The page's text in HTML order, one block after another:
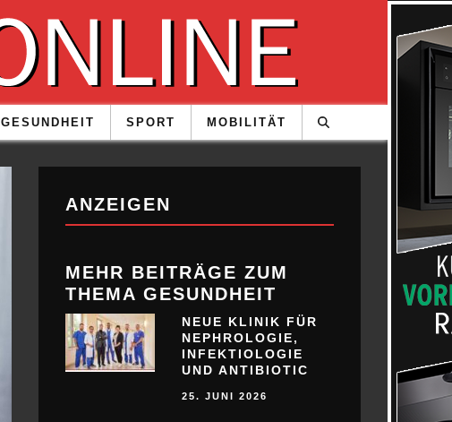
GESUNDHEIT SPORT MOBILITÄT
ANZEIGEN
MEHR BEITRÄGE ZUM
THEMA GESUNDHEIT
NEUE KLINIK FÜR
NEPHROLOGIE,
INFEKTIOLOGIE
UND ANTIBIOTIC
25. JUNI 2026